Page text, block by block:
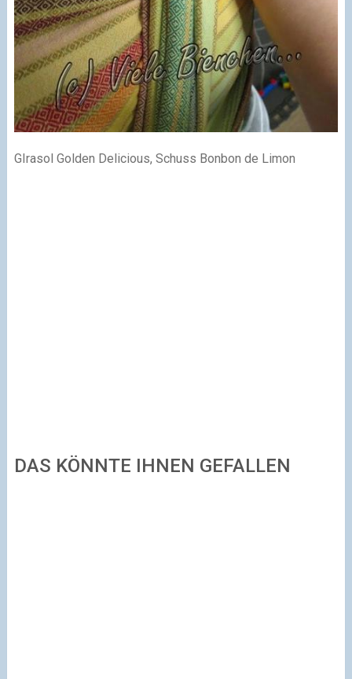
GIrasol Golden Delicious, Schuss Bonbon de Limon
DAS KÖNNTE IHNEN GEFALLEN